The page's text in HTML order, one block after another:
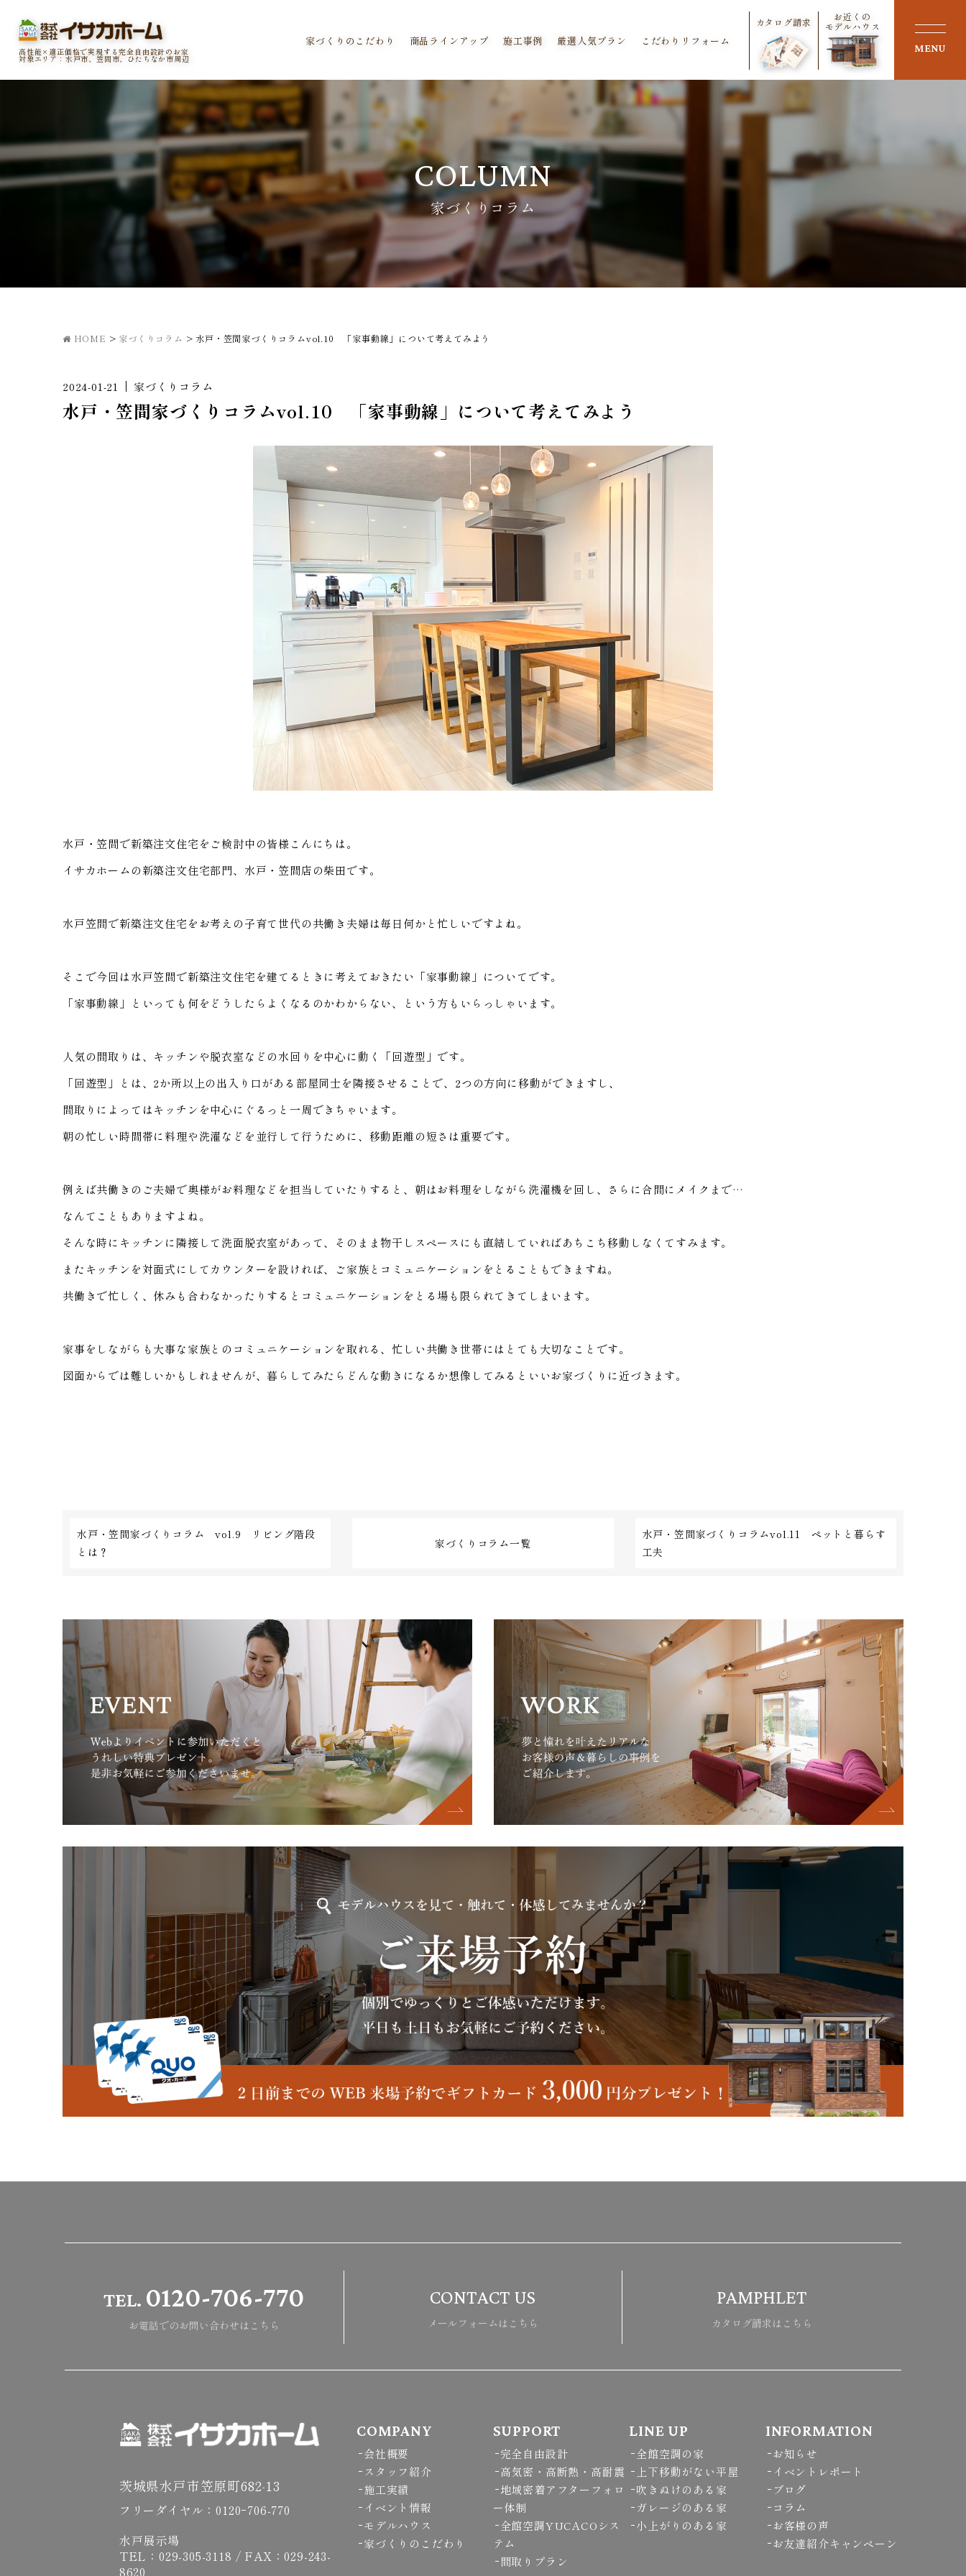
高性能×適正価格で実現する完全自由設計のお家
対象エリア：水戸市、笠間市、ひたちなか市周辺
家づくりのこだわり 商品ラインアップ 施工事例 厳選人気プラン こだわりリフォーム
カタログ請求
お近くの
モデルハウス
COLUMN
家づくりコラム
HOME > 家づくりコラム > 水戸・笠間家づくりコラムvol.10 「家事動線」について考えてみよう
2024-01-21 家づくりコラム
水戸・笠間家づくりコラムvol.10 「家事動線」について考えてみよう
水戸・笠間で新築注文住宅をご検討中の皆様こんにちは。
イサカホームの新築注文住宅部門、水戸・笠間店の柴田です。
水戸笠間で新築注文住宅をお考えの子育て世代の共働き夫婦は毎日何かと忙しいですよね。
そこで今回は水戸笠間で新築注文住宅を建てるときに考えておきたい「家事動線」についてです。
「家事動線」といっても何をどうしたらよくなるのかわからない、という方もいらっしゃいます。
人気の間取りは、キッチンや脱衣室などの水回りを中心に動く「回遊型」です。
「回遊型」とは、2か所以上の出入り口がある部屋同士を隣接させることで、2つの方向に移動ができますし、
間取りによってはキッチンを中心にぐるっと一周できちゃいます。
朝の忙しい時間帯に料理や洗濯などを並行して行うために、移動距離の短さは重要です。
例えば共働きのご夫婦で奥様がお料理などを担当していたりすると、朝はお料理をしながら洗濯機を回し、さらに合間にメイクまで…
なんてこともありますよね。
そんな時にキッチンに隣接して洗面脱衣室があって、そのまま物干しスペースにも直結していればあちこち移動しなくてすみます。
またキッチンを対面式にしてカウンターを設ければ、ご家族とコミュニケーションをとることもできますね。
共働きで忙しく、休みも合わなかったりするとコミュニケーションをとる場も限られてきてしまいます。
家事をしながらも大事な家族とのコミュニケーションを取れる、忙しい共働き世帯にはとても大切なことです。
図面からでは難しいかもしれませんが、暮らしてみたらどんな動きになるか想像してみるといいお家づくりに近づきます。
水戸・笠間家づくりコラム vol.9 リビング階段
とは？
家づくりコラム一覧
水戸・笠間家づくりコラムvol.11 ペットと暮らす
工夫
茨城県水戸市笠原町682-13
フリーダイヤル：0120ｰ706-770
水戸展示場
TEL：029-305-3118 / FAX：029-243-
8620
TEL. 0120-706-770
お電話でのお問い合わせはこちら
CONTACT US
メールフォームはこちら
PAMPHLET
カタログ請求はこちら
COMPANY
会社概要
スタッフ紹介
施工実績
イベント情報
モデルハウス
家づくりのこだわり
SUPPORT
完全自由設計
高気密・高断熱・高耐震
地域密着アフターフォロ
ー体制
全館空調YUCACOシス
テム
間取りプラン
LINE UP
全館空調の家
上下移動がない平屋
吹きぬけのある家
ガレージのある家
小上がりのある家
INFORMATION
お知らせ
イベントレポート
ブログ
コラム
お客様の声
お友達紹介キャンペーン